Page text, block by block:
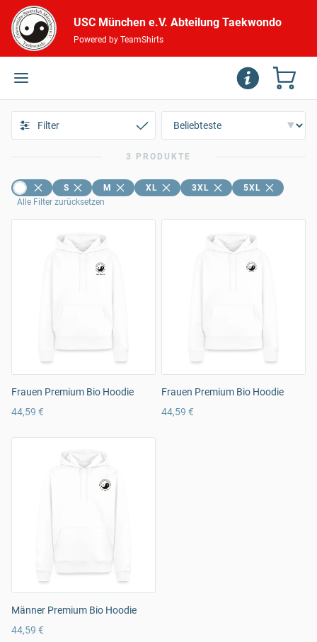
USC München e.V. Abteilung Taekwondo
Powered by TeamShirts
Filter
3 PRODUKTE
S M XL 3XL
5XL
Alle Filter zurücksetzen
Frauen Premium Bio Hoodie
44,59 €
Frauen Premium Bio Hoodie
44,59 €
Männer Premium Bio Hoodie
44,59 €